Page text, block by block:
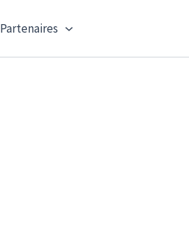
Partenaires